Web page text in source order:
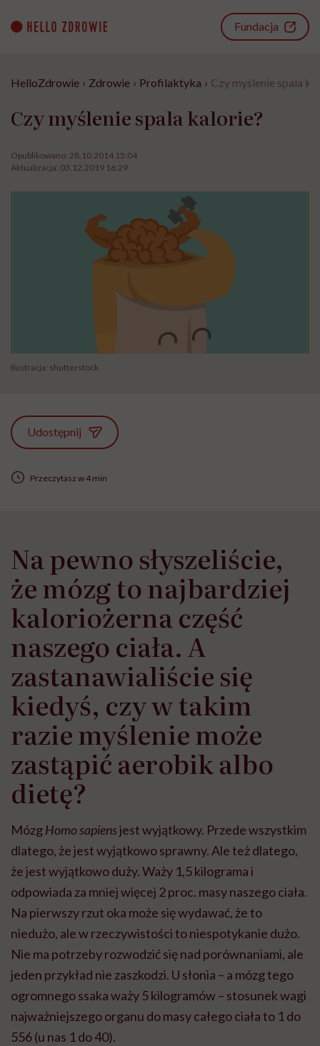
content
Fundacja
HelloZdrowie › Zdrowie › Profilaktyka › Czy myślenie spala
Czy myślenie spala kalorie?
Opublikowano: 28.10.2014 15:04
Aktualizacja: 03.12.2019 16:29
Ilustracja: shutterstock
Udostępnij
Przeczytasz w 4 min
Na pewno słyszeliście,
że mózg to najbardziej
kaloriożerna część
naszego ciała. A
zastanawialiście się
kiedyś, czy w takim
razie myślenie może
zastąpić aerobik albo
dietę?
MózgHomo sapiensjest wyjątkowy. Przede wszystkim
dlatego, że jest wyjątkowo sprawny. Ale też dlatego,
że jest wyjątkowo duży. Waży 1,5 kilograma i
odpowiada za mniej więcej 2 proc. masy naszego ciała.
Na pierwszy rzut oka może się wydawać, że to
niedużo, ale w rzeczywistości to niespotykanie dużo.
Nie ma potrzeby rozwodzić się nad porównaniami, ale
jeden przykład nie zaszkodzi. U słonia – a mózg tego
ogromnego ssaka waży 5 kilogramów – stosunek wagi
najważniejszego organu do masy całego ciała to 1 do
556 (u nas 1 do 40).